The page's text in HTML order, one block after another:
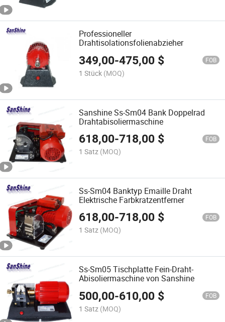
Professioneller
Drahtisolationsfolienabzieher
349,00-475,00 $ FOB
1 Stück (MOQ)
Sanshine Ss-Sm04 Bank Doppelrad
Drahtabisoliermaschine
618,00-718,00 $ FOB
1 Satz (MOQ)
Ss-Sm04 Banktyp Emaille Draht
Elektrische Farbkratzentferner
618,00-718,00 $ FOB
1 Satz (MOQ)
Ss-Sm05 Tischplatte Fein-Draht-
Abisoliermaschine von Sanshine
500,00-610,00 $ FOB
1 Satz (MOQ)